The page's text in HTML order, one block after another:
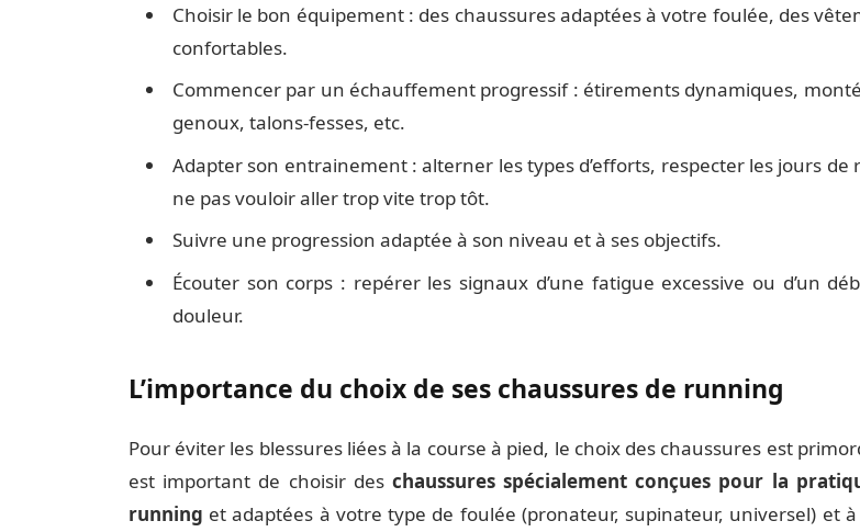
Choisir le bon équipement : des chaussures adaptées à votre foulée, des
confortables.
Commencer par un échauffement progressif : étirements dynamiques,
genoux, talons-fesses, etc.
Adapter son entrainement : alterner les types d’efforts, respecter les jours de
ne pas vouloir aller trop vite trop tôt.
Suivre une progression adaptée à son niveau et à ses objectifs.
Écouter son corps : repérer les signaux d’une fatigue excessive ou d’un
douleur.
L’importance du choix de ses chaussures de running
Pour éviter les blessures liées à la course à pied, le choix des chaussures est
est important de choisir des chaussures spécialement conçues pour la
running et adaptées à votre type de foulée (pronateur, supinateur, universel) et